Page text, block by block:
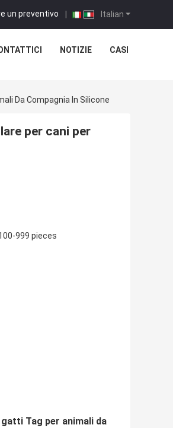
Italian
un preventivo |
NOTIZIE CASI
Da Compagnia In Silicone
per cani per
999 pieces
Tag per animali da